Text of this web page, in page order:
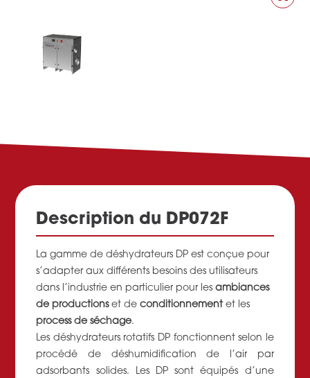
Description du DP072F
La gamme de déshydrateurs DP est conçue pour
s’adapter aux différents besoins des utilisateurs
dans l’industrie en particulier pour lesambiances
de productionset deconditionnementet les
process de séchage.
Les déshydrateurs rotatifs DP fonctionnent selon le
procédé de déshumidification de l’air par
adsorbants solides. Les DP sont équipés d’une